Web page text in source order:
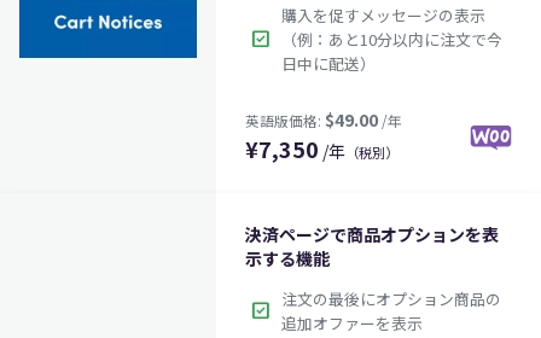
英語版価格: $59.00/年
check_box
購入を促すメッセージの表示
（例：あと10分以内に注文で今
日中に配送）
¥7,350 /年 （税別）
決済ページで商品オプションを表
示する機能
check_box 注文の最後にオプション商品の
追加オファーを表示